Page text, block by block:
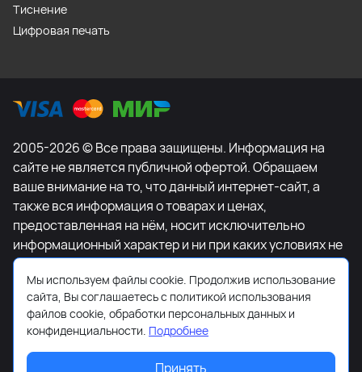
Тиснение
Цифровая печать
2005-2026 © Все права защищены. Информация на
сайте не является публичной офертой. Обращаем
ваше внимание на то, что данный интернет-сайт, а
также вся информация о товарах и ценах,
предоставленная на нём, носит исключительно
информационный характер и ни при каких условиях не
является публичной офертой, определяемой
положениями Статьи 437 Гражданского кодекса
Российской Федерации. Для получения подробной
информации о наличии и стоимости указанных
товаров и (или) услуг, пожалуйста, обращайтесь к
менеджеру сайта с помощью специальной формы
Мы используем файлы cookie. Продолжив использование
сайта, Вы соглашаетесь с политикой использования
файлов cookie, обработки персональных данных и
конфиденциальности. Подробнее
Принять